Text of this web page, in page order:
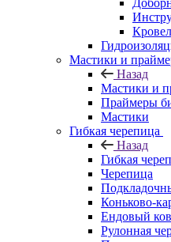
Мастики и
Назад
Мастики и
Праймеры
Мастики
Гибкая черепица
Назад
Гибкая
Черепица
Коньково-
Ендовый
Рулонная